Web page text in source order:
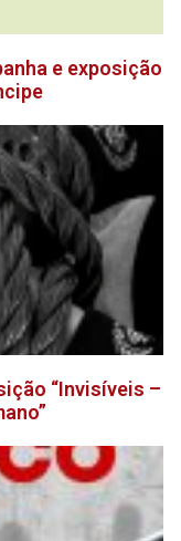
e exposição
“Invisíveis –